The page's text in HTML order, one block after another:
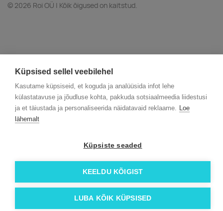
Küpsised sellel veebilehel
Kasutame küpsiseid, et koguda ja analüüsida infot lehe
külastatavuse ja jõudluse kohta, pakkuda sotsiaalmeedia liidestusi
ja et täiustada ja personaliseerida näidatavaid reklaame. Loe
lähemalt
Küpsiste seaded
KEELDU KÕIGIST
LUBA KÕIK KÜPSISED
© 2026 Roi OÜ | Kõik õigused on kaitstud.